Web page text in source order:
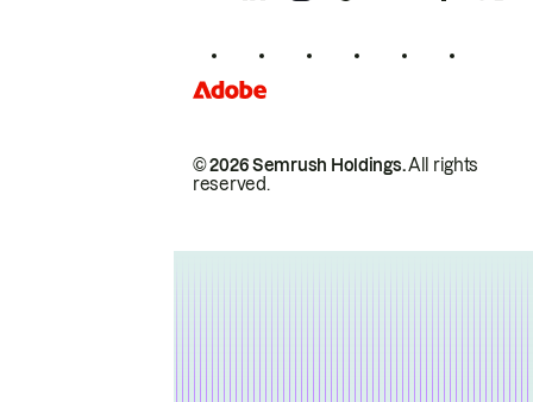
© 2026 Semrush Holdings.All rights
reserved.